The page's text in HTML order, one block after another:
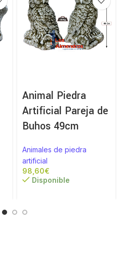
Animal Piedra
Artificial Pareja de
Buhos 49cm
Animales de piedra
artificial
€
Disponible